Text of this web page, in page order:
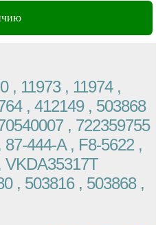
, 11973 , 11974 ,
, 412149 , 503868
, 722359755
444-A , F8-5622 ,
VKDA35317T
, 503816 , 503868 ,